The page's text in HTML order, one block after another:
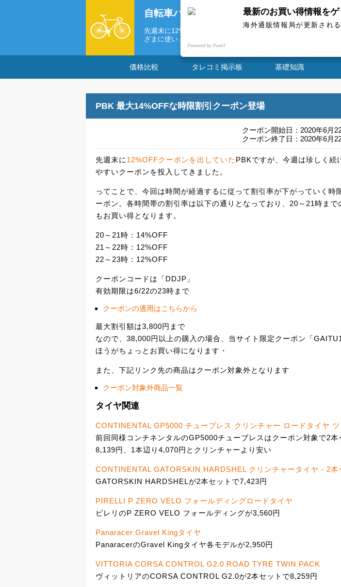
自転車パーツの海外通販情報局
先週末に12%OFFクーポンを出していたPBKですが、今週は珍
ざまに使い...
価格比較 タレコミ掲示板 基礎知識
PBK 最大14%OFFな時限割引クーポン登場
クーポン開始日：2020年6月
クーポン終了日：2020年6月
先週末に 12%OFFクーポンを出していた PBKですが、今週は珍しく続
やすいクーポンを投入してきました。
ってことで、今回は時間が経過するに従って割引率が下がっていく時
ーポン。各時間帯の割引率は以下の通りとなっており、20～21時まで
もお買い得となります。
20～21時：14%OFF
21～22時：12%OFF
22～23時：12%OFF
クーポンコードは「DDJP」
有効期限は6/22の23時まで
クーポンの適用はこちらから
最大割引額は3,800円まで
なので、38,000円以上の購入の場合、当サイト限定クーポン「
ほうがちょっとお買い得になります・
また、下記リンク先の商品はクーポン対象外となります
クーポン対象外商品一覧
タイヤ関連
CONTINENTAL GP5000 チューブレス クリンチャー ロードタイヤ ツ
前回同様コンチネンタルのGP5000チューブレスはクーポン対象で2本
8,139円、1本辺り4,070円とクリンチャーより安い
CONTINENTAL GATORSKIN HARDSHEL クリンチャータイヤ - 2本
GATORSKIN HARDSHELが2本セットで7,423円
PIRELLI P ZERO VELO フォールディングロードタイヤ
ピレリのP ZERO VELO フォールディングが3,560円
Panaracer Gravel Kingタイヤ
PanaracerのGravel Kingタイヤ各モデルが2,950円
VITTORIA CORSA CONTROL G2.0 ROAD TYRE TWIN PACK
ヴィットリアのCORSA CONTROL G2.0が2本セットで8,259円
最新のお買い得情報をゲ
海外通販情報局が更新され
Powered by Push7